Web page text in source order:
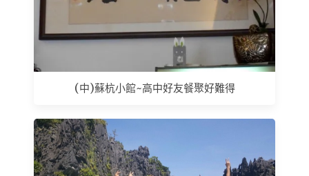
(中)蘇杭小館~高中好友餐聚好難得